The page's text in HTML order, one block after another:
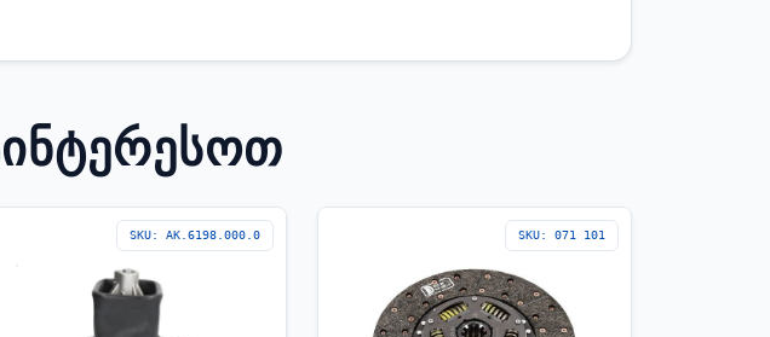
SKU: AK.6198.000.0 SKU: 071 101